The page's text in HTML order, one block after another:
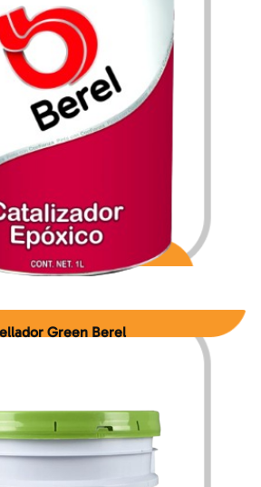
289.80–$3,896.76
Green Berel